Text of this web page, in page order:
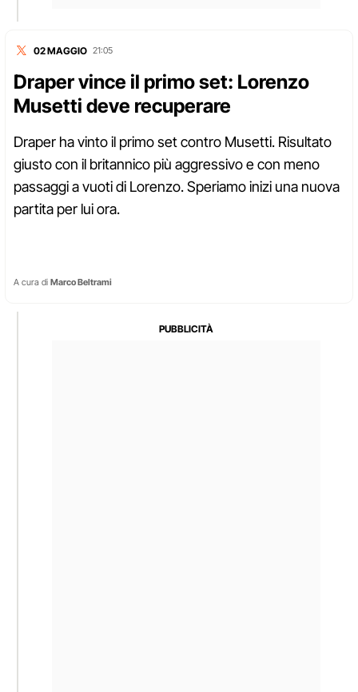
02 MAGGIO 21:05
Draper vince il primo set: Lorenzo
Musetti deve recuperare
Draper ha vinto il primo set contro Musetti. Risultato
giusto con il britannico più aggressivo e con meno
passaggi a vuoti di Lorenzo. Speriamo inizi una nuova
partita per lui ora.
A cura di Marco Beltrami